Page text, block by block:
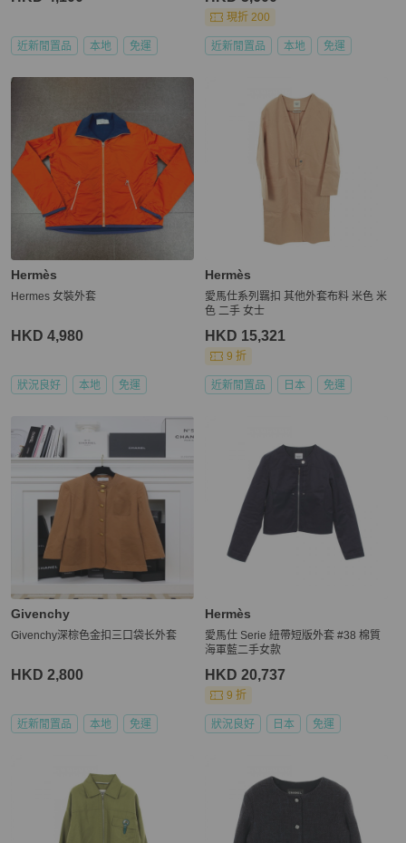
近新閒置品 本地 免運
現折 200
近新閒置品 本地 免運
Hermès
Hermes 女裝外套
HKD 4,980
狀況良好 本地 免運
Hermès
愛馬仕系列羈扣 其他外套布料 米色 米
色 二手 女士
HKD 15,321
9 折
近新閒置品 日本 免運
Givenchy
Givenchy深棕色金扣三口袋长外套
HKD 2,800
近新閒置品 本地 免運
Hermès
愛馬仕 Serie 紐帶短版外套 #38 棉質
海軍藍二手女款
HKD 20,737
9 折
狀況良好 日本 免運